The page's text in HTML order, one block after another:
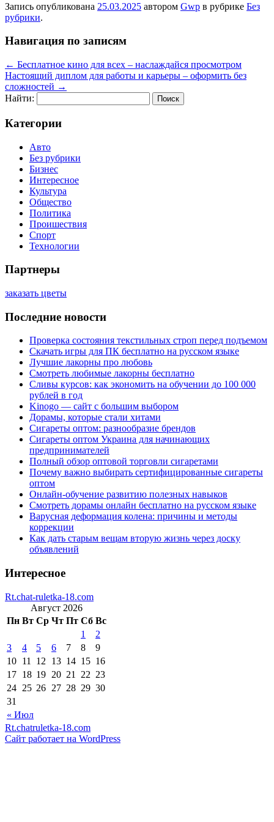
Запись опубликована 25.03.2025 автором Gwp в рубрике Без
рубрики.
Навигация по записям
← Бесплатное кино для всех – наслаждайся просмотром
Настоящий диплом для работы и карьеры – оформить без
сложностей →
Найти:
Категории
Авто
Без рубрики
Бизнес
Интересное
Культура
Общество
Политика
Проишествия
Спорт
Технологии
Партнеры
заказать цветы
Последние новости
Проверка состояния текстильных строп перед подъемом
Скачать игры для ПК бесплатно на русском языке
Лучшие лакорны про любовь
Смотреть любимые лакорны бесплатно
Сливы курсов: как экономить на обучении до 100 000
рублей в год
Kinogo — сайт с большим выбором
Дорамы, которые стали хитами
Сигареты оптом: разнообразие брендов
Сигареты оптом Украина для начинающих
предпринимателей
Полный обзор оптовой торговли сигаретами
Почему важно выбирать сертифицированные сигареты
оптом
Онлайн-обучение развитию полезных навыков
Смотреть дорамы онлайн бесплатно на русском языке
Варусная деформация колена: причины и методы
коррекции
Как дать старым вещам вторую жизнь через доску
объявлений
Интересное
Rt.chat-ruletka-18.com
Август 2026
Пн Вт Ср Чт Пт Сб Вс
« Июл
1
2
3
4 5 6 7 8
9
10 11 12 13 14 15 16
17 18 19 20 21 22 23
24 25 26 27 28 29 30
31
Rt.chatruletka-18.com
Сайт работает на WordPress